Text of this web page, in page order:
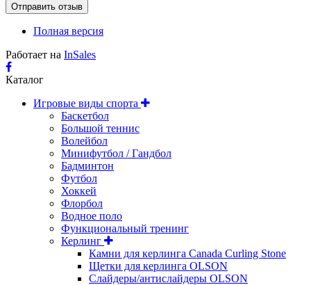
Полная версия
Работает на InSales
Каталог
Игровые виды спорта
Баскетбол
Большой теннис
Волейбол
Минифутбол / Гандбол
Бадминтон
Футбол
Хоккей
Флорбол
Водное поло
Функциональный тренинг
Керлинг
Камни для керлинга Canada Curling Stone
Щетки для керлинга OLSON
Слайдеры/антислайдеры OLSON